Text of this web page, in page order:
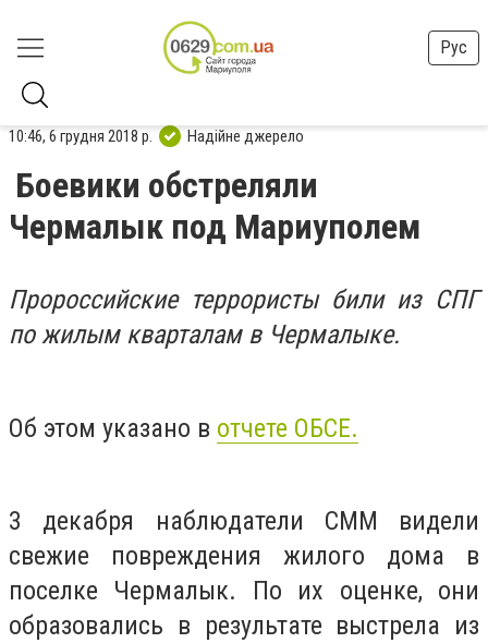
Рус
10:46, 6 грудня 2018 р. Надійне джерело
Боевики обстреляли
Чермалык под Мариуполем
Пророссийские террористы били из СПГ
по жилым кварталам в Чермалыке.
Об этом указано в отчете ОБСЕ.
3 декабря наблюдатели СММ видели
свежие повреждения жилого дома в
поселке Чермалык. По их оценке, они
образовались в результате выстрела из